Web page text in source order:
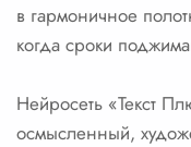
в гармоничное
когда сроки
Нейросеть «Текст
осмысленный,